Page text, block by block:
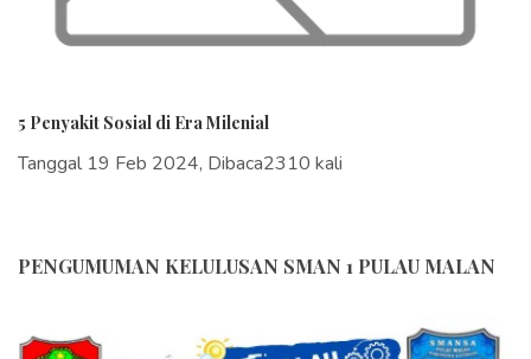
PENGUMUMAN KELULUSAN SMAN 1 PULAU MALAN
5 Penyakit Sosial di Era Milenial
Tanggal 19 Feb 2024, Dibaca2310 kali